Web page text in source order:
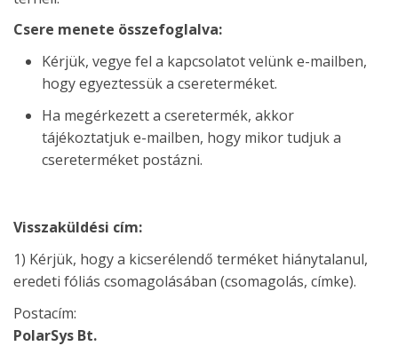
Csere menete összefoglalva:
Kérjük, vegye fel a kapcsolatot velünk e-mailben,
hogy egyeztessük a csereterméket.
Ha megérkezett a cseretermék, akkor
tájékoztatjuk e-mailben, hogy mikor tudjuk a
csereterméket postázni.
Visszaküldési cím:
1) Kérjük, hogy a kicserélendő terméket hiánytalanul,
eredeti fóliás csomagolásában (csomagolás, címke).
Postacím:
PolarSys Bt.